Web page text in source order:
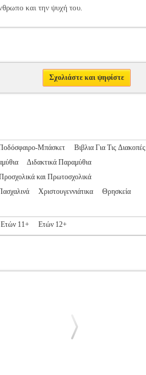
και την ψυχή του.
Σχολιάστε και ψηφίστε
Μπάσκετ
Βιβλια Για Τις Διακοπές
Διδακτικά Παραμύθια
και Πρωτοσχολικά
Χριστουγεννιάτικα
Θρησκεία
Ετών 11+ Ετών 12+